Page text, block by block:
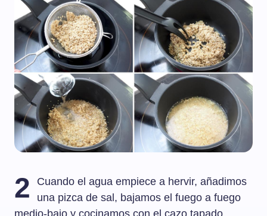
2
Cuando el agua empiece a hervir, añadimos
una pizca de sal, bajamos el fuego a fuego